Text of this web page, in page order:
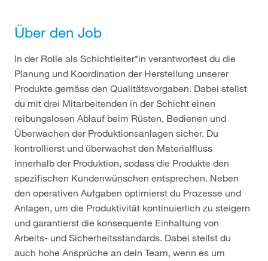
Über den Job
In der Rolle als Schichtleiter*in verantwortest du die
Planung und Koordination der Herstellung unserer
Produkte gemäss den Qualitätsvorgaben. Dabei stellst
du mit drei Mitarbeitenden in der Schicht einen
reibungslosen Ablauf beim Rüsten, Bedienen und
Überwachen der Produktionsanlagen sicher. Du
kontrollierst und überwachst den Materialfluss
innerhalb der Produktion, sodass die Produkte den
spezifischen Kundenwünschen entsprechen. Neben
den operativen Aufgaben optimierst du Prozesse und
Anlagen, um die Produktivität kontinuierlich zu steigern
und garantierst die konsequente Einhaltung von
Arbeits- und Sicherheitsstandards. Dabei stellst du
auch hohe Ansprüche an dein Team, wenn es um